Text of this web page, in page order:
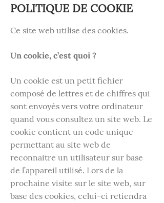
POLITIQUE DE COOKIE
Ce site web utilise des cookies.
Un cookie, c’est quoi ?
Un cookie est un petit fichier
composé de lettres et de chiffres qui
sont envoyés vers votre ordinateur
quand vous consultez un site web. Le
cookie contient un code unique
permettant au site web de
reconnaitre un utilisateur sur base
de l’appareil utilisé. Lors de la
prochaine visite sur le site web, sur
base des cookies, celui-ci retiendra